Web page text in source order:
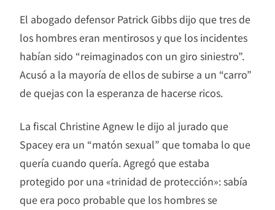
El abogado defensor Patrick Gibbs dijo que tres de
los hombres eran mentirosos y que los incidentes
habían sido “reimaginados con un giro siniestro”.
Acusó a la mayoría de ellos de subirse a un “carro”
de quejas con la esperanza de hacerse ricos.
La fiscal Christine Agnew le dijo al jurado que
Spacey era un “matón sexual” que tomaba lo que
quería cuando quería. Agregó que estaba
protegido por una «trinidad de protección»: sabía
que era poco probable que los hombres se